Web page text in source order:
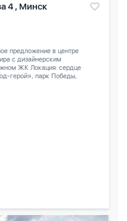
4 , Минск
предложение в центре
с дизайнерским
ЖК Локация: сердце
герой», парк Победы,